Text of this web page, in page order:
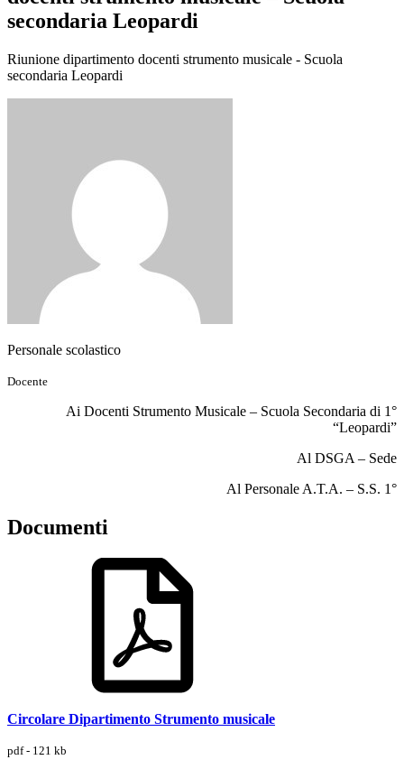
secondaria Leopardi
Riunione dipartimento docenti strumento musicale - Scuola
secondaria Leopardi
Personale scolastico
Docente
Ai Docenti Strumento Musicale – Scuola Secondaria di 1°
“Leopardi”
Al DSGA – Sede
Al Personale A.T.A. – S.S. 1°
Documenti
Circolare Dipartimento Strumento musicale
pdf - 121 kb